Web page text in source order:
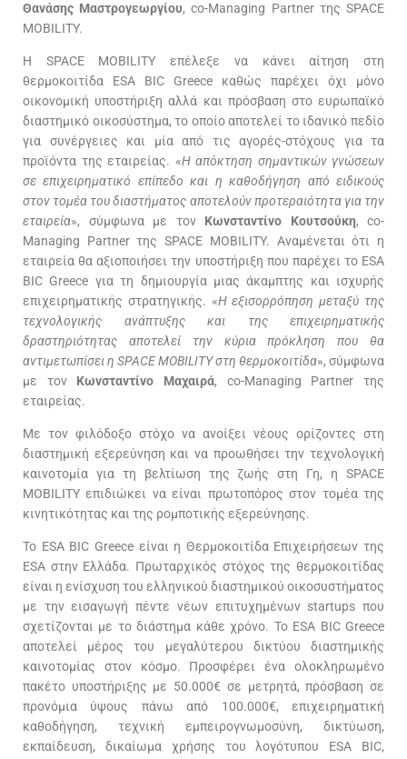
Θανάσης Μαστρογεωργίου, co-Managing Partner της SPACE
MOBILITY.
Η SPACE MOBILITY επέλεξε να κάνει αίτηση στη
θερμοκοιτίδα ESA BIC Greece καθώς παρέχει όχι μόνο
οικονομική υποστήριξη αλλά και πρόσβαση στο ευρωπαϊκό
διαστημικό οικοσύστημα, το οποίο αποτελεί το ιδανικό πεδίο
για συνέργειες και μία από τις αγορές-στόχους για τα
προϊόντα της εταιρείας. «Η απόκτηση σημαντικών γνώσεων
σε επιχειρηματικό επίπεδο και η καθοδήγηση από ειδικούς
στον τομέα του διαστήματος αποτελούν προτεραιότητα για την
εταιρεία», σύμφωνα με τον Κωνσταντίνο Κουτσούκη, co-
Managing Partner της SPACE MOBILITY. Αναμένεται ότι η
εταιρεία θα αξιοποιήσει την υποστήριξη που παρέχει το ESA
BIC Greece για τη δημιουργία μιας άκαμπτης και ισχυρής
επιχειρηματικής στρατηγικής. «Η εξισορρόπηση μεταξύ της
τεχνολογικής ανάπτυξης και της επιχειρηματικής
δραστηριότητας αποτελεί την κύρια πρόκληση που θα
αντιμετωπίσει η SPACEMOBILITYστη θερμοκοιτίδα», σύμφωνα
με τον Κωνσταντίνο Μαχαιρά, co-Managing Partner της
εταιρείας.
Με τον φιλόδοξο στόχο να ανοίξει νέους ορίζοντες στη
διαστημική εξερεύνηση και να προωθήσει την τεχνολογική
καινοτομία για τη βελτίωση της ζωής στη Γη, η SPACE
MOBILITY επιδιώκει να είναι πρωτοπόρος στον τομέα της
κινητικότητας και της ρομποτικής εξερεύνησης.
Το ESA BIC Greece είναι η Θερμοκοιτίδα Επιχειρήσεων της
ESA στην Ελλάδα. Πρωταρχικός στόχος της θερμοκοιτίδας
είναι η ενίσχυση του ελληνικού διαστημικού οικοσυστήματος
με την εισαγωγή πέντε νέων επιτυχημένων startups που
σχετίζονται με το διάστημα κάθε χρόνο. Το ESA BIC Greece
αποτελεί μέρος του μεγαλύτερου δικτύου διαστημικής
καινοτομίας στον κόσμο. Προσφέρει ένα ολοκληρωμένο
πακέτο υποστήριξης με 50.000€ σε μετρητά, πρόσβαση σε
προνόμια ύψους πάνω από 100.000€, επιχειρηματική
καθοδήγηση, τεχνική εμπειρογνωμοσύνη, δικτύωση,
εκπαίδευση, δικαίωμα χρήσης του λογότυπου ESA BIC,